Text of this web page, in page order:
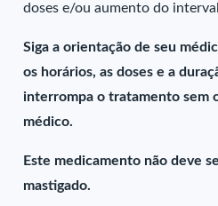
doses e/ou aumento do
Siga a orientação de seu
os horários, as doses e a
interrompa o tratamento sem
médico.
Este medicamento não deve
mastigado.